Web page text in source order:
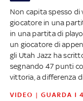
Non capita spesso
giocatore in una
in una partita di
un giocatore di
gli Utah Jazz ha
segnando 47 punti
vittoria, a differenza
VIDEO | GUARDA